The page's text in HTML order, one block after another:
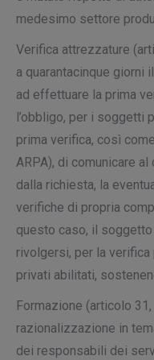
medesimo settore
Verifica attrezzature
a quarantacinque giorni
ad effettuare la prima
l’obbligo, per i soggetti
prima verifica, così
ARPA), di comunicare
dalla richiesta, la
verifiche di propria
questo caso, il
rivolgersi, per la
privati abilitati,
Formazione (articolo
razionalizzazione in
dei responsabili dei